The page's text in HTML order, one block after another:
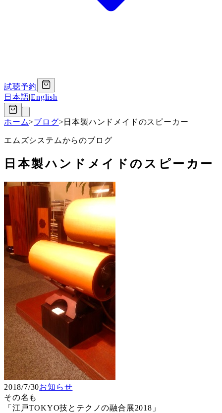
試聴予約
日本語|English
ホーム>ブログ>日本製ハンドメイドのスピーカー
エムズシステムからのブログ
日本製ハンドメイドのスピーカー
2018/7/30お知らせ
その名も
「江戸TOKYO技とテクノの融合展2018」